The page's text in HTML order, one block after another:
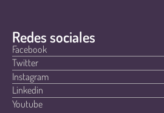
Redes sociales
Facebook
Twitter
Instagram
Linkedin
Youtube